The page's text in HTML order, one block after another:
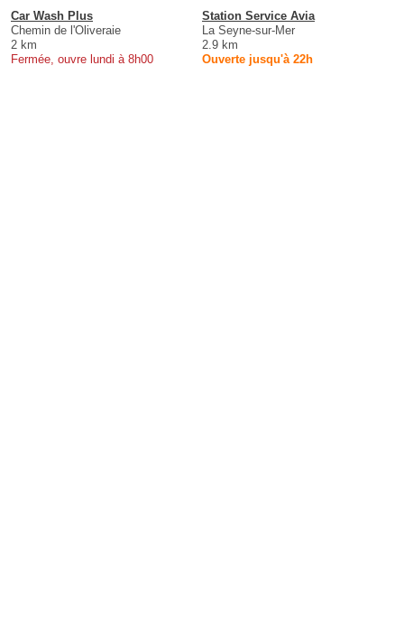
Car Wash Plus
Chemin de l'Oliveraie
2 km
Fermée, ouvre lundi à 8h00
Station Service Avia
La Seyne-sur-Mer
2.9 km
Ouverte jusqu'à 22h